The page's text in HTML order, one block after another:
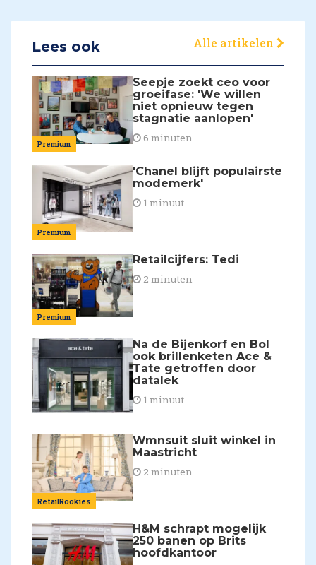
Lees ook Alle artikelen
Premium
Seepje zoekt ceo voor
groeifase: 'We willen
niet opnieuw tegen
stagnatie aanlopen'
6 minuten
Premium
'Chanel blijft populairste
modemerk'
1 minuut
Premium
Retailcijfers: Tedi
2 minuten
Na de Bijenkorf en Bol
ook brillenketen Ace &
Tate getroffen door
datalek
1 minuut
RetailRookies
Wmnsuit sluit winkel in
Maastricht
2 minuten
H&M schrapt mogelijk
250 banen op Brits
hoofdkantoor